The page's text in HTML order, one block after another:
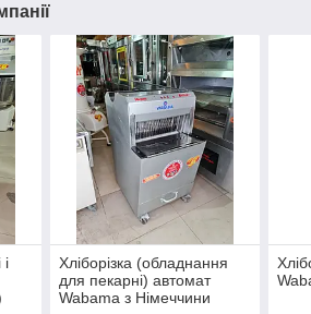
Хліборізка (обладнання
для пекарні) автомат
Wabama з Німеччини